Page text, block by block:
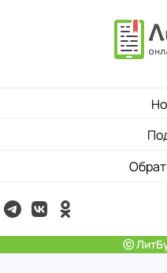
ⓒ